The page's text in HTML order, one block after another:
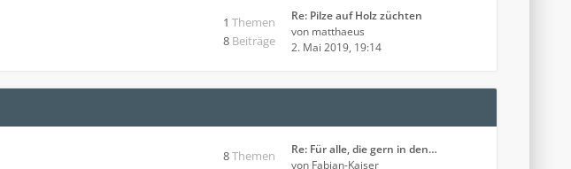
1 Themen
8 Beiträge
Re: Pilze auf Holz züchten
von matthaeus
2. Mai 2019, 19:14
8Themen
Re: Für alle, die gern in den…
von Fabian-Kaiser